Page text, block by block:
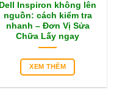
Dell Inspiron không lên
nguồn: cách kiểm tra
nhanh – Đơn Vị Sửa
Chữa Lấy ngay
XEM THÊM